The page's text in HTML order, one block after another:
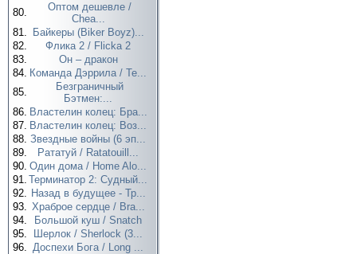
80.
Оптом дешевле /
Chea...
81.
Байкеры (Biker Boyz)...
82.
Флика 2 / Flicka 2
83.
Он – дракон
84. Команда Дэррила / Te...
85.
Безграничный
Бэтмен:...
86. Властелин колец: Бра...
87. Властелин колец: Воз...
88. Звездные войны (6 эп...
89.
Рататуй / Ratatouill...
90. Один дома / Home Alo...
91. Терминатор 2: Судный...
92. Назад в будущее - Тр...
93. Храброе сердце / Bra...
94.
Большой куш / Snatch
95.
Шерлок / Sherlock (3...
96. Доспехи Бога / Long ...